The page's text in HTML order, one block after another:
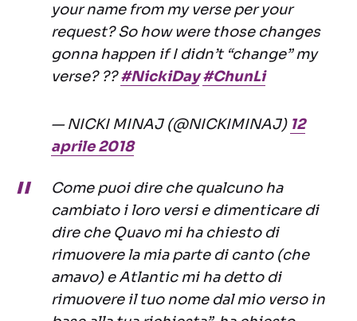
your name from my verse per your
request? So how were those changes
gonna happen if I didn’t “change” my
verse? ??#NickiDay #ChunLi
— NICKI MINAJ (@NICKIMINAJ) 12
aprile 2018
Come puoi dire che qualcuno ha
cambiato i loro versi e dimenticare di
dire che Quavo mi ha chiesto di
rimuovere la mia parte di canto (che
amavo) e Atlantic mi ha detto di
rimuovere il tuo nome dal mio verso in